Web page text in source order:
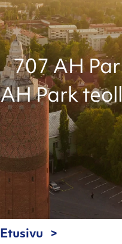
707 AH
AH Park
Etusivu